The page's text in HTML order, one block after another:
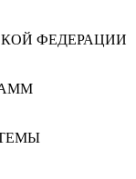
ФЕДЕРАЦИИ